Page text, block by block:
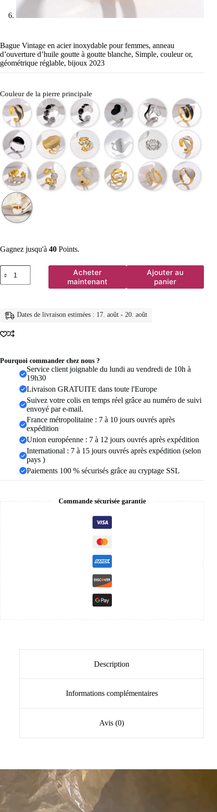
Bague Vintage en acier inoxydable pour femmes, anneau
d’ouverture d’huile goutte à goutte blanche, Simple, couleur or,
géométrique réglable, bijoux 2023
Couleur de la pierre principale
Gagnez jusqu'à 40 Points.
quantité
de
Bague
inoxydable
femmes,
d'huile
blanche,
Simple,
couleur
géométrique
Acheter
maintenant
Ajouter au
panier
Dates de livraison estimées : 17. août - 20. août
Pourquoi commander chez nous ?
Service client joignable du lundi au vendredi de 10h à
19h30
Livraison GRATUITE dans toute l'Europe
Suivez votre colis en temps réel grâce au numéro de suivi
envoyé par e-mail.
France métropolitaine : 7 à 10 jours ouvrés après
expédition
Union européenne : 7 à 12 jours ouvrés après expédition
International : 7 à 15 jours ouvrés après expédition (selon
pays )
Paiements 100 % sécurisés grâce au cryptage SSL
Commande sécurisée garantie
Description
Informations complémentaires
Avis (0)